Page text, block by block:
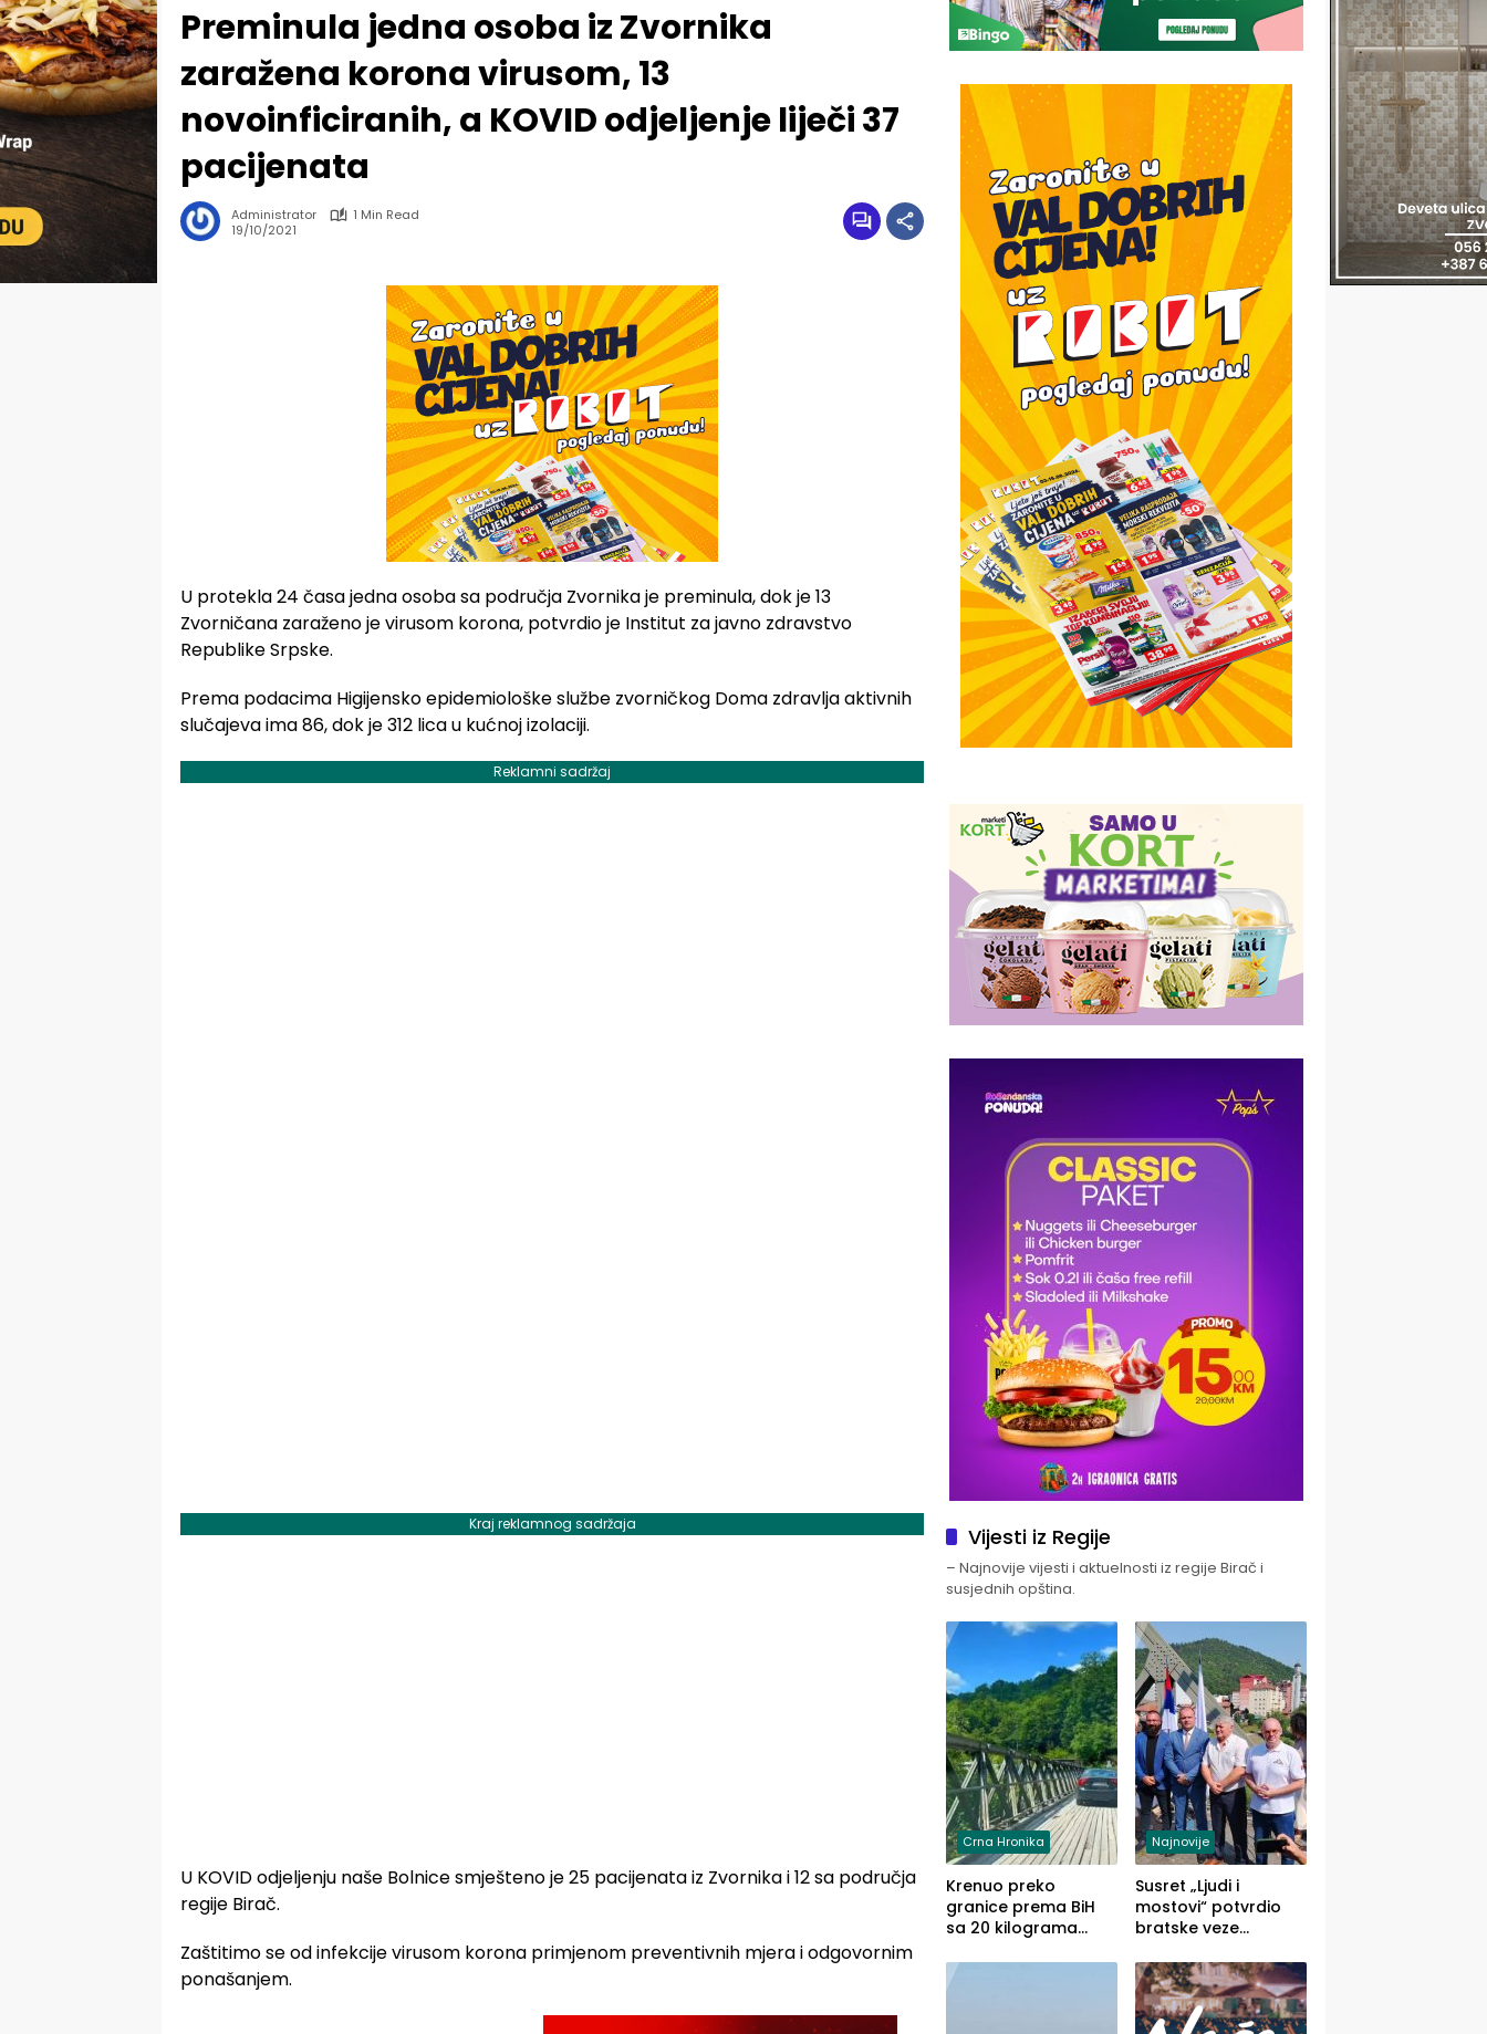
Preminula jedna osoba iz Zvornika
zaražena korona virusom, 13
novoinficiranih, a KOVID odjeljenje liječi 37
pacijenata
Administrator
1 Min Read
19/10/2021
U protekla 24 časa jedna osoba sa područja Zvornika je preminula, dok je 13
Zvorničana zaraženo je virusom korona, potvrdio je Institut za javno zdravstvo
Republike Srpske.
Prema podacima Higijensko epidemiološke službe zvorničkog Doma zdravlja aktivnih
slučajeva ima 86, dok je 312 lica u kućnoj izolaciji.
Reklamni sadržaj
Kraj reklamnog sadržaja
U KOVID odjeljenju naše Bolnice smješteno je 25 pacijenata iz Zvornika i 12 sa područja
regije Birač.
Zaštitimo se od infekcije virusom korona primjenom preventivnih mjera i odgovornim
ponašanjem.
Vijesti iz Regije
– Najnovije vijesti i aktuelnosti iz regije Birač i
susjednih opština.
Crna Hronika
Krenuo preko
granice prema BiH
sa 20 kilograma
u automobilu
Najnovije
Susret „Ljudi i
mostovi“ potvrdio
bratske veze
Zvornika